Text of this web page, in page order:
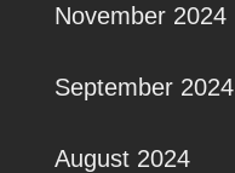
November 2024
September 2024
August 2024